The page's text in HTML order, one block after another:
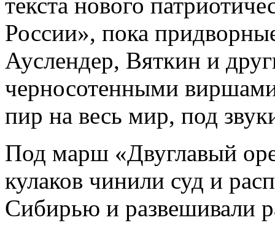
России», пока
Ауслендер, Вяткин и
черносотенными
пир на весь мир, под
Под марш «Двуглавый
кулаков чинили суд и
Сибирью и развешивали